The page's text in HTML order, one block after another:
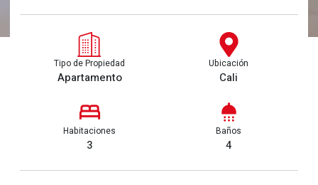
Tipo de Propiedad
Apartamento
Ubicación
Cali
Habitaciones
3
Baños
4